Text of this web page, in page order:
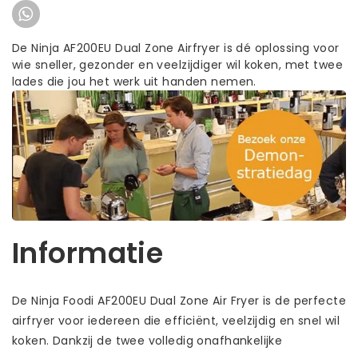
De Ninja AF200EU Dual Zone Airfryer is dé oplossing voor
wie sneller, gezonder en veelzijdiger wil koken, met twee
lades die jou het werk uit handen nemen.
Informatie
De Ninja Foodi AF200EU Dual Zone Air Fryer is de perfecte
airfryer voor iedereen die efficiënt, veelzijdig en snel wil
koken. Dankzij de twee volledig onafhankelijke